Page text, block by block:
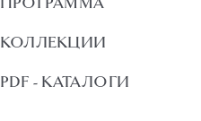
КОЛЛЕКЦИИ
PDF - КАТАЛОГИ